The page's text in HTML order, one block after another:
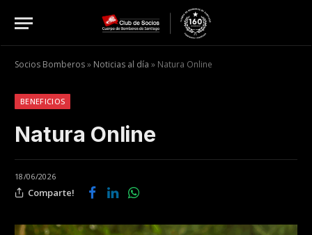
Socios Bomberos» Noticias al día » Natura Online
BENEFICIOS
Natura Online
18/06/2026
Comparte!